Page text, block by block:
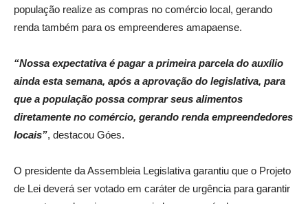
população realize as compras no comércio local, gerando
renda também para os empreenderes amapaense.
“Nossa expectativa é pagar a primeira parcela do auxílio
ainda esta semana, após a aprovação do legislativa, para
que a população possa comprar seus alimentos
diretamente no comércio, gerando renda empreendedores
locais”, destacou Góes.
O presidente da Assembleia Legislativa garantiu que o Projeto
de Lei deverá ser votado em caráter de urgência para garantir